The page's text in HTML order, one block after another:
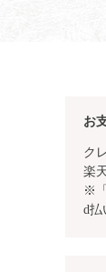
お
ク
楽
※
d払